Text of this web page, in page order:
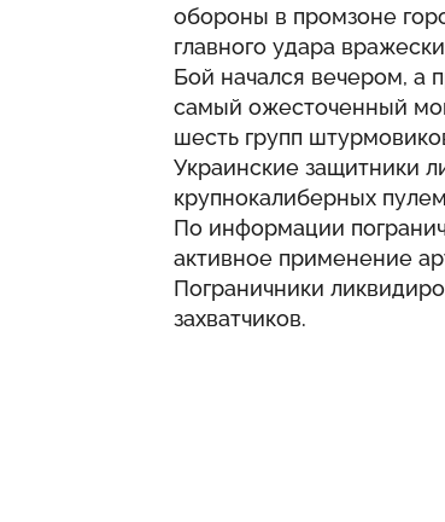
обороны в промзоне
главного удара
Бой начался вечером, а
самый ожесточенный
шесть групп
Украинские защитники
крупнокалиберных
По информации
активное применение
Пограничники
захватчиков.